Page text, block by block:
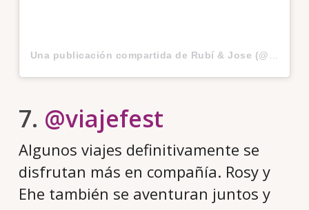
7. @viajefest
Algunos viajes definitivamente se
disfrutan más en compañía. Rosy y
Ehe también se aventuran juntos y